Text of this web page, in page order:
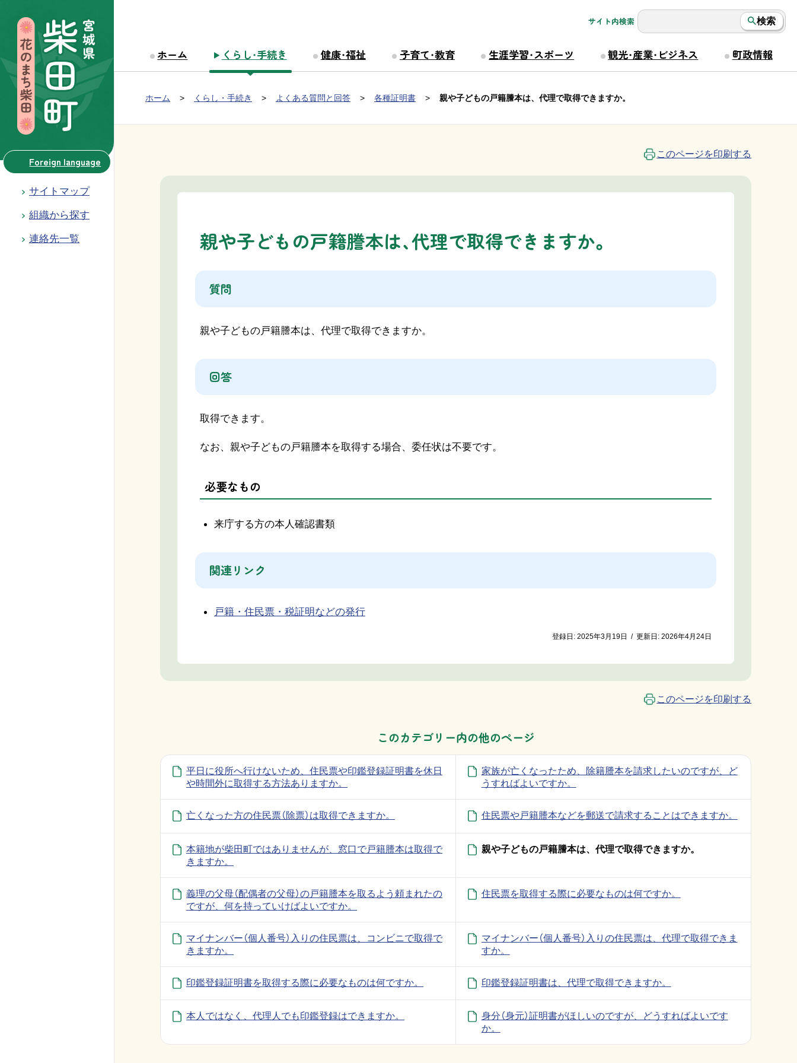
Foreign language
サイトマップ
組織から探す
連絡先一覧
サイト内検索 検索
Group NAV
ホーム くらし・手続き 健康・福祉 子育て・教育 生涯学習・スポーツ 観光・産業・ビジネス 町政情報
現在位置：
ホーム くらし・手続き よくある質問と回答 各種証明書 親や子どもの戸籍謄本は、代理で取得できますか。
このページを印刷する
親や子どもの戸籍謄本は、代理で取得できますか。
質問
親や子どもの戸籍謄本は、代理で取得できますか。
回答
取得できます。
なお、親や子どもの戸籍謄本を取得する場合、委任状は不要です。
必要なもの
来庁する方の本人確認書類
関連リンク
戸籍・住民票・税証明などの発行
登録日:2025年3月19日 / 更新日:2026年4月24日
このページを印刷する
このカテゴリー内の他のページ
平日に役所へ行けないため、住民票や印鑑登録証明書を休日
や時間外に取得する方法ありますか。
家族が亡くなったため、除籍謄本を請求したいのですが、ど
うすればよいですか。
亡くなった方の住民票（除票）は取得できますか。 住民票や戸籍謄本などを郵送で請求することはできますか。
本籍地が柴田町ではありませんが、窓口で戸籍謄本は取得で
きますか。
親や子どもの戸籍謄本は、代理で取得できますか。
義理の父母（配偶者の父母）の戸籍謄本を取るよう頼まれたの
ですが、何を持っていけばよいですか。
住民票を取得する際に必要なものは何ですか。
マイナンバー（個人番号）入りの住民票は、コンビニで取得で
きますか。
マイナンバー（個人番号）入りの住民票は、代理で取得できま
すか。
印鑑登録証明書を取得する際に必要なものは何ですか。 印鑑登録証明書は、代理で取得できますか。
本人ではなく、代理人でも印鑑登録はできますか。
身分（身元）証明書がほしいのですが、どうすればよいです
か。